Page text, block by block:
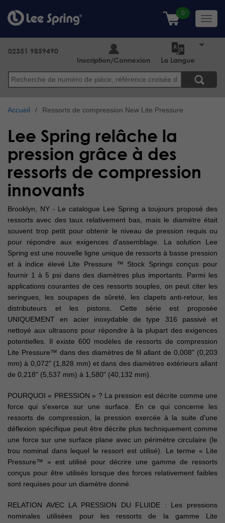
au
contenu
principal
Search
02351 9859490
Inscription/Connexion
La Langue
Accueil Ressorts de compression New Lite Pressure
Lee Spring relâche la
pression grâce à des
ressorts de compression
innovants
Brooklyn, NY - Le catalogue Lee Spring a toujours proposé des
ressorts avec des taux relativement bas, mais le diamètre était
souvent trop petit pour obtenir le niveau de pression requis ou
pour répondre aux exigences d'assemblage. La solution Lee
Spring est une nouvelle ligne unique de ressorts à basse pression
et à indice élevé Lite Pressure ™ Stock Springs conçus pour
fournir 1 à 5 psi dans des diamètres plus importants. Parmi les
applications courantes de ces ressorts souples, on peut citer les
seringues, les soupapes de sûreté, les clapets anti-retour, les
distributeurs et les pistons. Cette série est proposée
UNIQUEMENT en acier inoxydable de type 316 passivé et
nettoyé aux ultrasons pour répondre à la plupart des exigences
potentielles. Il existe 600 modèles de ressorts de compression
Lite Pressure™ dans des diamètres de fil allant de 0,008" (0,203
mm) à 0,072" (1,828 mm) et dans des diamètres extérieurs allant
de 0,218" (5,537 mm) à 1,580" (40,132 mm).
POURQUOI « PRESSION » ? La pression est décrite comme une
force qui s'exerce sur une surface. En ce qui concerne les
ressorts de compression, la pression exercée à la suite d'une
déflexion spécifique peut être décrite plus techniquement comme
une force sur une surface plane avec un périmètre circulaire (le
trou nominal dans lequel le ressort est utilisé). Le terme « Lite
Pressure™ » est utilisé pour décrire une gamme de ressorts
conçus pour être utilisés lorsque des forces relativement faibles
sont requises pour un diamètre donné.
RELATION AVEC LA PRESSION DU FLUIDE : Les pressions
nominales utilisées pour les ressorts de la gamme Lite